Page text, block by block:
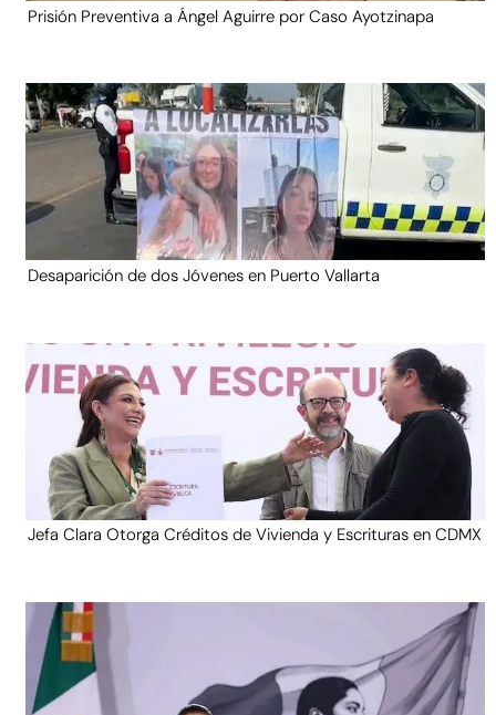
Prisión Preventiva a Ángel Aguirre por Caso Ayotzinapa
Desaparición de dos Jóvenes en Puerto Vallarta
Jefa Clara Otorga Créditos de Vivienda y Escrituras en CDMX